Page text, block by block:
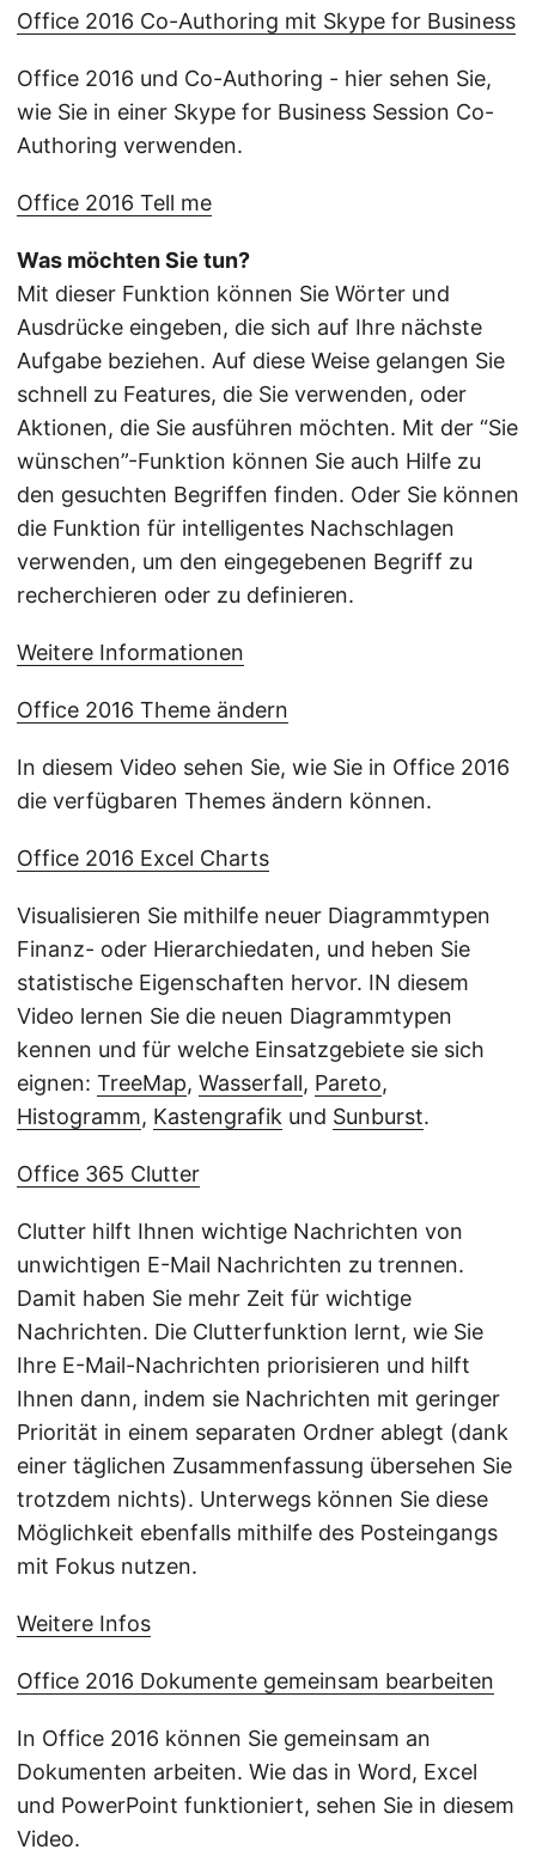
Office 2016 Co-Authoring mit Skype for Business
Office 2016 und Co-Authoring - hier sehen Sie,
wie Sie in einer Skype for Business Session Co-
Authoring verwenden.
Office 2016 Tell me
Was möchten Sie tun?
Mit dieser Funktion können Sie Wörter und
Ausdrücke eingeben, die sich auf Ihre nächste
Aufgabe beziehen. Auf diese Weise gelangen Sie
schnell zu Features, die Sie verwenden, oder
Aktionen, die Sie ausführen möchten. Mit der “Sie
wünschen”-Funktion können Sie auch Hilfe zu
den gesuchten Begriffen finden. Oder Sie können
die Funktion für intelligentes Nachschlagen
verwenden, um den eingegebenen Begriff zu
recherchieren oder zu definieren.
Weitere Informationen
Office 2016 Theme ändern
In diesem Video sehen Sie, wie Sie in Office 2016
die verfügbaren Themes ändern können.
Office 2016 Excel Charts
Visualisieren Sie mithilfe neuer Diagrammtypen
Finanz- oder Hierarchiedaten, und heben Sie
statistische Eigenschaften hervor. IN diesem
Video lernen Sie die neuen Diagrammtypen
kennen und für welche Einsatzgebiete sie sich
eignen: TreeMap, Wasserfall, Pareto,
Histogramm, Kastengrafik und Sunburst.
Office 365 Clutter
Clutter hilft Ihnen wichtige Nachrichten von
unwichtigen E-Mail Nachrichten zu trennen.
Damit haben Sie mehr Zeit für wichtige
Nachrichten. Die Clutterfunktion lernt, wie Sie
Ihre E-Mail-Nachrichten priorisieren und hilft
Ihnen dann, indem sie Nachrichten mit geringer
Priorität in einem separaten Ordner ablegt (dank
einer täglichen Zusammenfassung übersehen Sie
trotzdem nichts). Unterwegs können Sie diese
Möglichkeit ebenfalls mithilfe des Posteingangs
mit Fokus nutzen.
Weitere Infos
Office 2016 Dokumente gemeinsam bearbeiten
In Office 2016 können Sie gemeinsam an
Dokumenten arbeiten. Wie das in Word, Excel
und PowerPoint funktioniert, sehen Sie in diesem
Video.